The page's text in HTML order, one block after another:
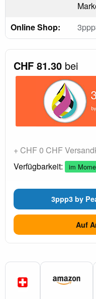
Online Shop:
CHF 81.30 bei
+ CHF 0 CHF
Verfügbarkeit:
im
3ppp3 by
Auf